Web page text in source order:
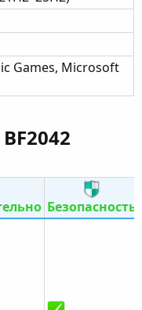
Games, Microsoft
Безопасность